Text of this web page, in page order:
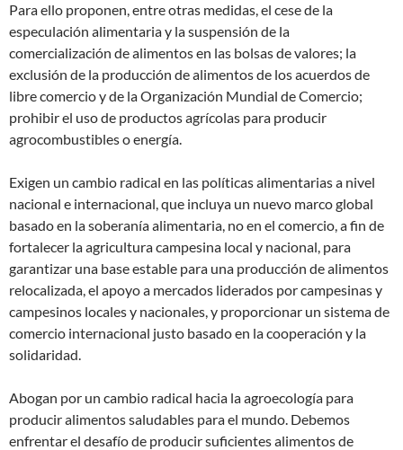
Para ello proponen, entre otras medidas, el cese de la
especulación alimentaria y la suspensión de la
comercialización de alimentos en las bolsas de valores; la
exclusión de la producción de alimentos de los acuerdos de
libre comercio y de la Organización Mundial de Comercio;
prohibir el uso de productos agrícolas para producir
agrocombustibles o energía.
Exigen un cambio radical en las políticas alimentarias a nivel
nacional e internacional, que incluya un nuevo marco global
basado en la soberanía alimentaria, no en el comercio,a fin de
fortalecer la agricultura campesina local y nacional, para
garantizar una base estable para una producción de alimentos
relocalizada, el apoyo a mercados liderados por campesinas y
campesinos locales y nacionales, y proporcionar un sistema de
comercio internacional justo basado en la cooperación y la
solidaridad.
Abogan por un cambio radical hacia la agroecología para
producir alimentos saludables para el mundo. Debemos
enfrentar el desafío de producir suficientes alimentos de